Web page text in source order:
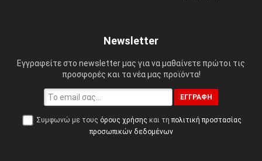
Newsletter
Εγγραφείτε στο newsletter μας για να μαθαίνετε πρώτοι τις
προσφορές και τα νέα μας προϊόντα!
ΕΓΓΡΑΦΉ
Συμφωνώ με τους όρους χρήσης και τη πολιτική προστασίας
προσωπικών δεδομένων